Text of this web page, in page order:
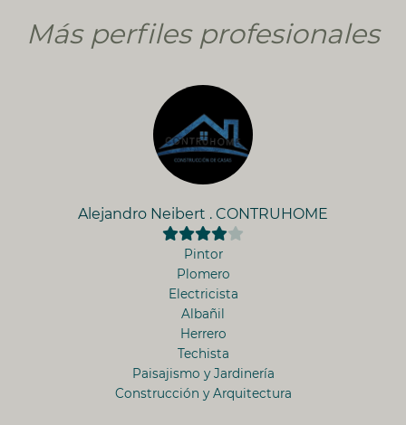
Más perfiles profesionales
Alejandro Neibert . CONTRUHOME
Pintor
Plomero
Electricista
Albañil
Herrero
Techista
Paisajismo y Jardinería
Construcción y Arquitectura